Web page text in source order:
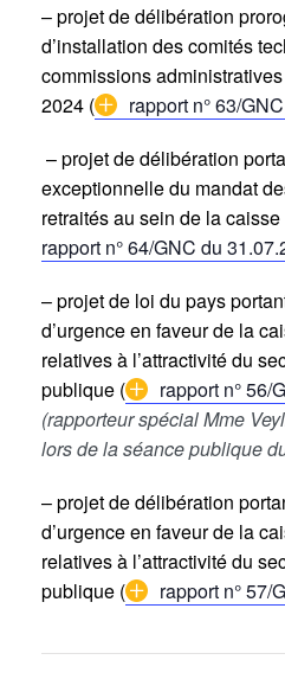
– projet de délibération
d’installation des comités
commissions
2024 (
rapport n° 63/
– projet de délibération
exceptionnelle du mandat
retraités au sein de la
rapport n° 64/GNC du
– projet de loi du pays
d’urgence en faveur de la
relatives à l’attractivité du
publique (
rapport n° 56/
(rapporteur spécial Mme
lors de la séance publique
– projet de délibération
d’urgence en faveur de la
relatives à l’attractivité du
publique (
rapport n° 57/